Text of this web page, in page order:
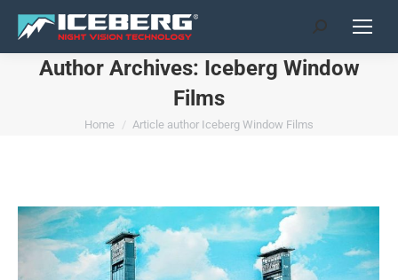
Search:
Author Archives: Iceberg Window
Films
You are here:
Home Article author Iceberg Window Films